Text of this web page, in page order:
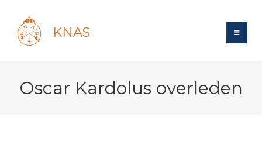
KNAS
Login
Bond
Oscar Kardolus overleden